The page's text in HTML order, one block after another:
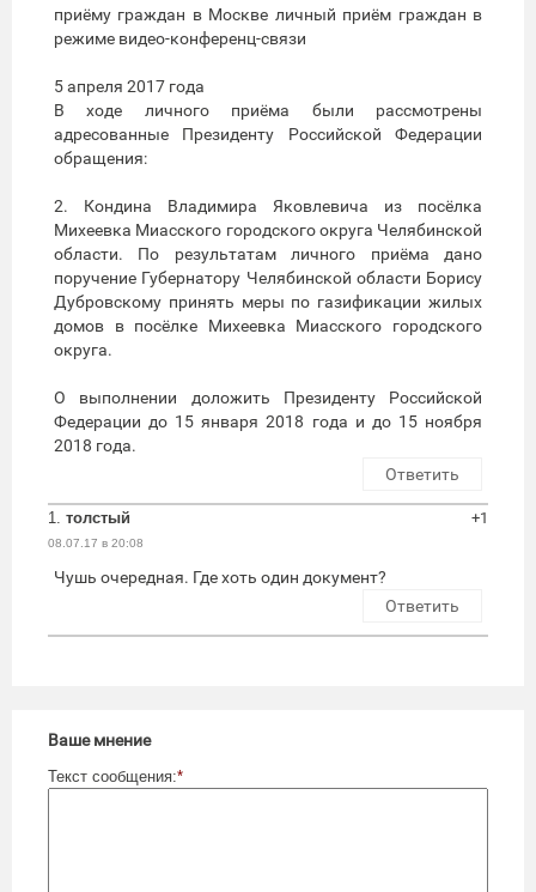
приёму граждан в Москве личный приём граждан в
режиме видео-конференц-связи
5 апреля 2017 года
В ходе личного приёма были рассмотрены
адресованные Президенту Российской Федерации
обращения:
2. Кондина Владимира Яковлевича из посёлка
Михеевка Миасского городского округа Челябинской
области. По результатам личного приёма дано
поручение Губернатору Челябинской области Борису
Дубровскому принять меры по газификации жилых
домов в посёлке Михеевка Миасского городского
округа.
О выполнении доложить Президенту Российской
Федерации до 15 января 2018 года и до 15 ноября
2018 года.
Ответить
1. толстый
08.07.17 в 20:08
+1
Чушь очередная. Где хоть один документ?
Ответить
Ваше мнение
Текст сообщения:*